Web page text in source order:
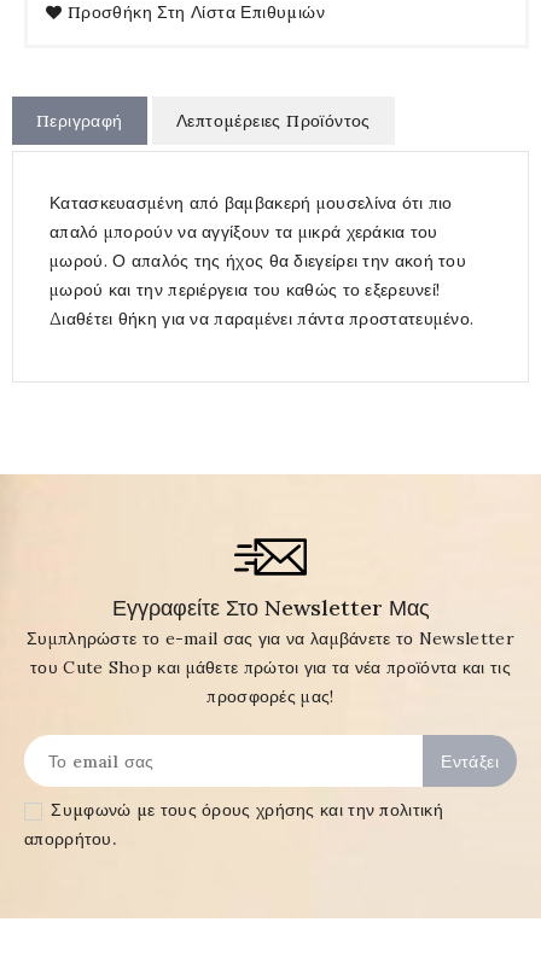
Προσθήκη Στη Λίστα Επιθυμιών
Περιγραφή Λεπτομέρειες Προϊόντος
Κατασκευασμένη από βαμβακερή μουσελίνα ότι πιο
απαλό μπορούν να αγγίξουν τα μικρά χεράκια του
μωρού. Ο απαλός της ήχος θα διεγείρει την ακοή του
μωρού και την περιέργεια του καθώς το εξερευνεί!
Διαθέτει θήκη για να παραμένει πάντα προστατευμένο.
Εγγραφείτε Στο Newsletter Μας
Συμπληρώστε το e-mail σας για να λαμβάνετε το Newsletter
του Cute Shop και μάθετε πρώτοι για τα νέα προϊόντα και τις
προσφορές μας!
Συμφωνώ με τουςόρους χρήσης και την πολιτική
απορρήτου.